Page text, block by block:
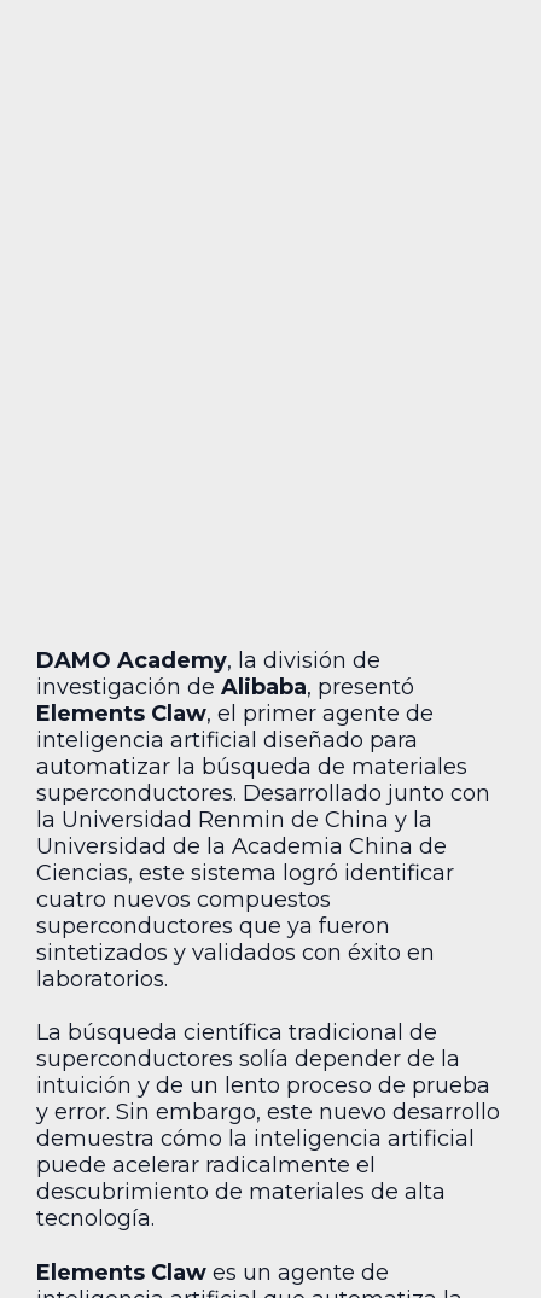
DAMO Academy, la división de
investigación de Alibaba, presentó
Elements Claw, el primer agente de
inteligencia artificial diseñado para
automatizar la búsqueda de materiales
superconductores. Desarrollado junto con
la Universidad Renmin de China y la
Universidad de la Academia China de
Ciencias, este sistema logró identificar
cuatro nuevos compuestos
superconductores que ya fueron
sintetizados y validados con éxito en
laboratorios.
La búsqueda científica tradicional de
superconductores solía depender de la
intuición y de un lento proceso de prueba
y error. Sin embargo, este nuevo desarrollo
demuestra cómo la inteligencia artificial
puede acelerar radicalmente el
descubrimiento de materiales de alta
tecnología.
Elements Claw es un agente de